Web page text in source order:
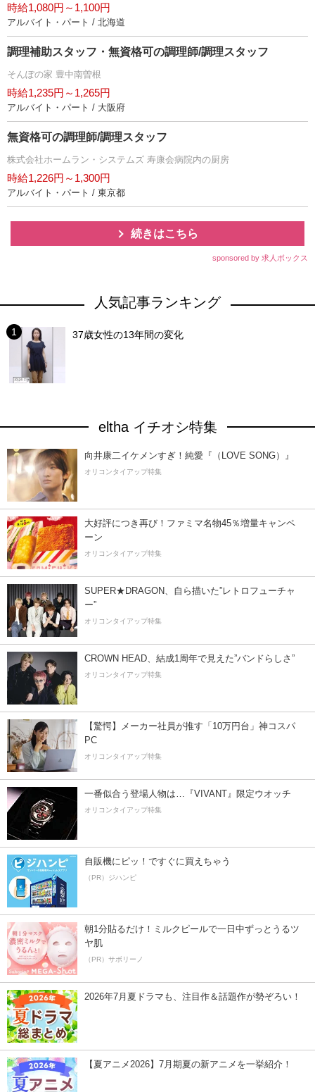
時給1,080円～1,100円
アルバイト・パート / 北海道
調理補助スタッフ・無資格可の調理師/調理スタッフ
そんぽの家 豊中南曽根
時給1,235円～1,265円
アルバイト・パート / 大阪府
無資格可の調理師/調理スタッフ
株式会社ホームラン・システムズ 寿康会病院内の厨房
時給1,226円～1,300円
アルバイト・パート / 東京都
続きはこちら
sponsored by 求人ボックス
人気記事ランキング
37歳女性の13年間の変化
eltha イチオシ特集
向井康二イケメンすぎ！純愛『（LOVE SONG）』
オリコンタイアップ特集
大好評につき再び！ファミマ名物45％増量キャンペ
ーン
オリコンタイアップ特集
SUPER★DRAGON、自ら描いた”レトロフューチャ
ー”
オリコンタイアップ特集
CROWN HEAD、結成1周年で見えた”バンドらしさ”
オリコンタイアップ特集
【驚愕】メーカー社員が推す「10万円台」神コスパ
PC
オリコンタイアップ特集
一番似合う登場人物は…『VIVANT』限定ウオッチ
オリコンタイアップ特集
自販機にピッ！ですぐに買えちゃう
（PR）ジハンピ
朝1分貼るだけ！ミルクピールで一日中ずっとうるツ
ヤ肌
（PR）サボリーノ
2026年7月夏ドラマも、注目作＆話題作が勢ぞろい！
【夏アニメ2026】7月期夏の新アニメを一挙紹介！